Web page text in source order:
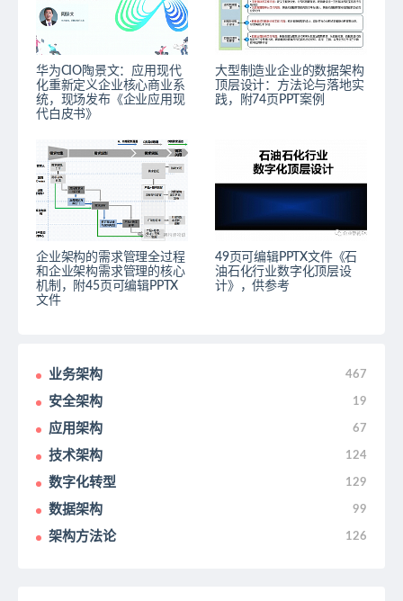
华为CIO陶景文：应用现代
化重新定义企业核心商业系
统，现场发布《企业应用现
代白皮书》
大型制造业企业的数据架构
顶层设计：方法论与落地实
践，附74页PPT案例
企业架构的需求管理全过程
和企业架构需求管理的核心
机制，附45页可编辑PPTX
文件
49页可编辑PPTX文件《石
油石化行业数字化顶层设
计》，供参考
业务架构 467
安全架构 19
应用架构 67
技术架构 124
数字化转型 129
数据架构 99
架构方法论 126